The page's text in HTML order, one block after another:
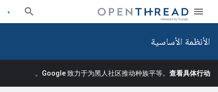
الأنظمة الأساسية
Google 致力于为黑人社区推动种族平等。 查看具体行动
。